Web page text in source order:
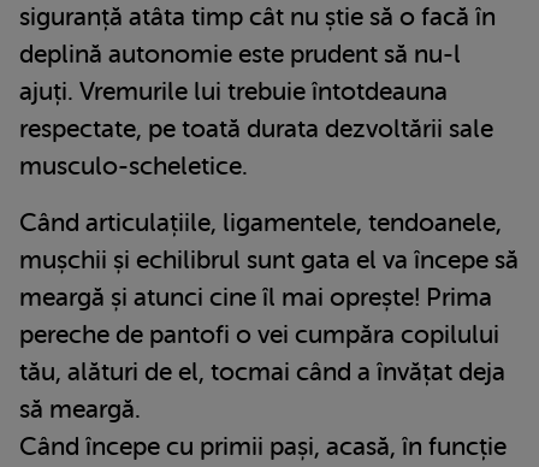
siguranță atâta timp cât nu știe să o facă în
deplină autonomie este prudent să nu-l
ajuți. Vremurile lui trebuie întotdeauna
respectate, pe toată durata dezvoltării sale
musculo-scheletice.
Când articulațiile, ligamentele, tendoanele,
mușchii și echilibrul sunt gata el va începe să
meargă și atunci cine îl mai oprește! Prima
pereche de pantofi o vei cumpăra copilului
tău, alături de el, tocmai când a învățat deja
să meargă.
Când începe cu primii pași, acasă, în funcție